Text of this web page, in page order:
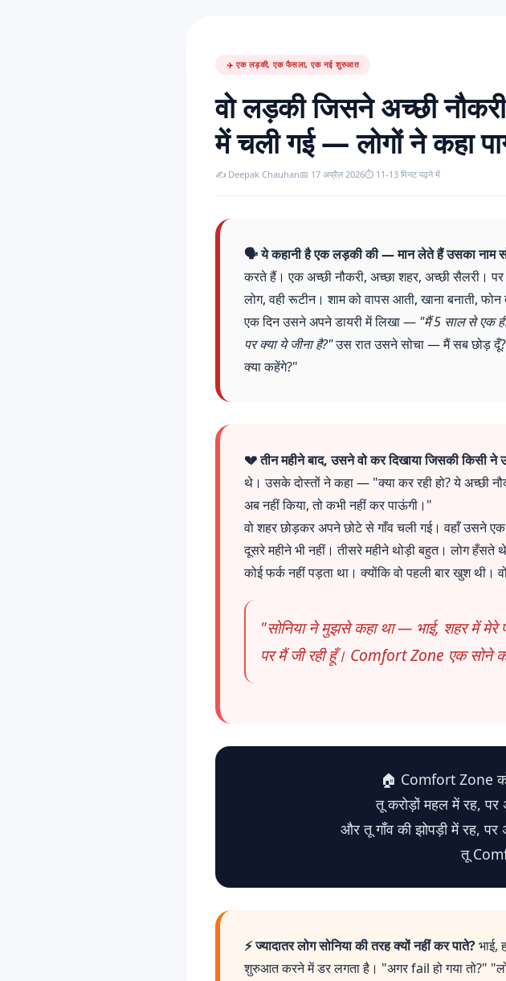
✈️ एक लड़की, एक फैसला, एक नई शुरुआत
वो लड़की जिसने अच्छी
में चली गई — लोगों ने कहा
✍️ Deepak Chauhan📅 17 अप्रैल 2026⏱️ 11-13 मिनट पढ़ने में
🗣️ ये कहानी है एक लड़की की — मान लेते हैं उसका नाम
करते हैं। एक अच्छी नौकरी, अच्छा शहर, अच्छी सैलरी।
लोग, वही रूटीन। शाम को वापस आती, खाना बनाती, फोन
एक दिन उसने अपने डायरी में लिखा — "मैं 5 साल से एक
पर क्या ये जीना है?"उस रात उसने सोचा — मैं सब छोड़ दूँ?
क्या कहेंगे?"
💔 तीन महीने बाद, उसने वो कर दिखाया जिसकी किसी ने
थे। उसके दोस्तों ने कहा — "क्या कर रही हो? ये अच्छी
अब नहीं किया, तो कभी नहीं कर पाऊंगी।"
वो शहर छोड़कर अपने छोटे से गाँव चली गई। वहाँ उसने एक
दूसरे महीने भी नहीं। तीसरे महीने थोड़ी बहुत। लोग
कोई फर्क नहीं पड़ता था। क्योंकि वो पहली बार खुश थी।
"सोनिया ने मुझसे कहा था — भाई, शहर में मेरे
पर मैं जी रही हूँ। Comfort Zone एक सोने
🏠 Comfort Zone
तू करोड़ों महल में रह,
और तू गाँव की झोपड़ी में रह,
तू
⚡ ज्यादातर लोग सोनिया की तरह क्यों नहीं कर पाते?भाई,
शुरुआत करने में डर लगता है। "अगर fail हो गया तो?"